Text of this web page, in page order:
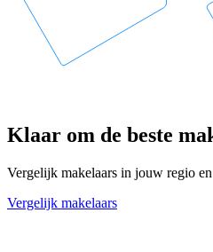
Klaar om de beste
Vergelijk makelaars in jouw regio
Vergelijk makelaars